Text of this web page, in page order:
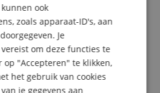
Bal
voor muziekbesturing
en plafondmontage
ook
zoals apparaat-ID's, aan
Je
om deze functies te
op "Accepteren" te klikken,
het gebruik van cookies
je gegevens aan